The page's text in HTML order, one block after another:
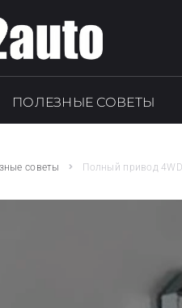
ПОЛЕЗНЫЕ СОВЕТЫ
советы Полный привод